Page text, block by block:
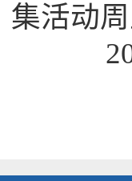
集活动